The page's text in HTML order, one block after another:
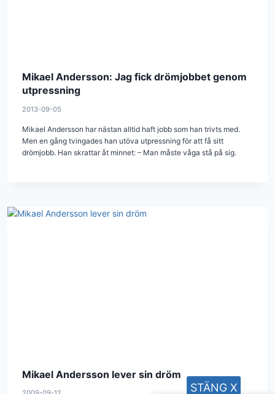
Mikael Andersson: Jag fick drömjobbet genom
utpressning
2013-09-05
Mikael Andersson har nästan alltid haft jobb som han trivts med.
Men en gång tvingades han utöva utpressning för att få sitt
drömjobb. Han skrattar åt minnet: – Man måste våga stå på sig.
Mikael Andersson lever sin dröm
STÄNG X